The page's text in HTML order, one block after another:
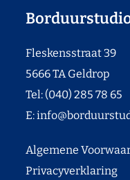
Fleskensstraat 39
5666 TA Geldrop
Tel: (040) 285 78 65
E:
Algemene
Privacyverklaring